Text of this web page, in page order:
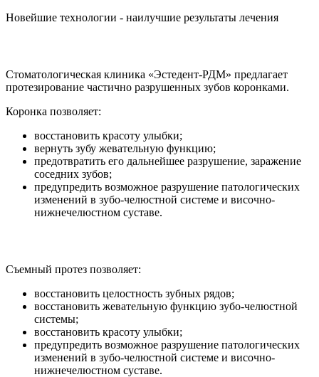
Новейшие технологии - наилучшие результаты лечения
Стоматологическая клиника «Эстедент-РДМ» предлагает
протезирование частично разрушенных зубов коронками.
Коронка позволяет:
восстановить красоту улыбки;
вернуть зубу жевательную функцию;
предотвратить его дальнейшее разрушение, заражение
соседних зубов;
предупредить возможное разрушение патологических
изменений в зубо-челюстной системе и височно-
нижнечелюстном суставе.
Съемный протез позволяет:
восстановить целостность зубных рядов;
восстановить жевательную функцию зубо-челюстной
системы;
восстановить красоту улыбки;
предупредить возможное разрушение патологических
изменений в зубо-челюстной системе и височно-
нижнечелюстном суставе.